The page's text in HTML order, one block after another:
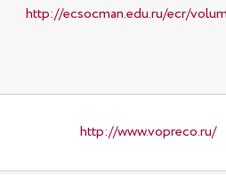
http://ecsocman.edu.ru/ecr/
http://www.vopreco.ru/